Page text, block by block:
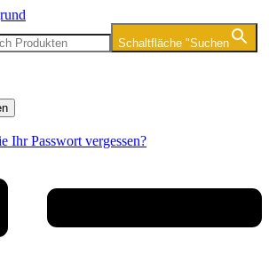
Schaltfläche "Suchen
Ihr Passwort vergessen?